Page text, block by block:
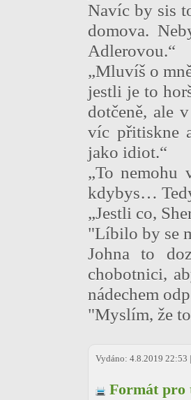
Navíc by sis
domova.
Adlerovou.“
„Mluvíš o
jestli je to
dotčeně, ale
víc přitiskne
jako idiot.“
„To nemohu
kdybys…
„Jestli co,
"Líbilo by se
Johna to
chobotnici,
nádechem
"Myslím, že
Vydáno: 4.8.2019 22:53
Formát pro